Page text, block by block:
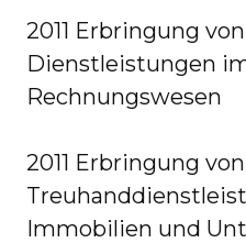
2011 Erbringung
Dienstleistungen
Rechnungswesen
2011 Erbringung von
Immobilien und